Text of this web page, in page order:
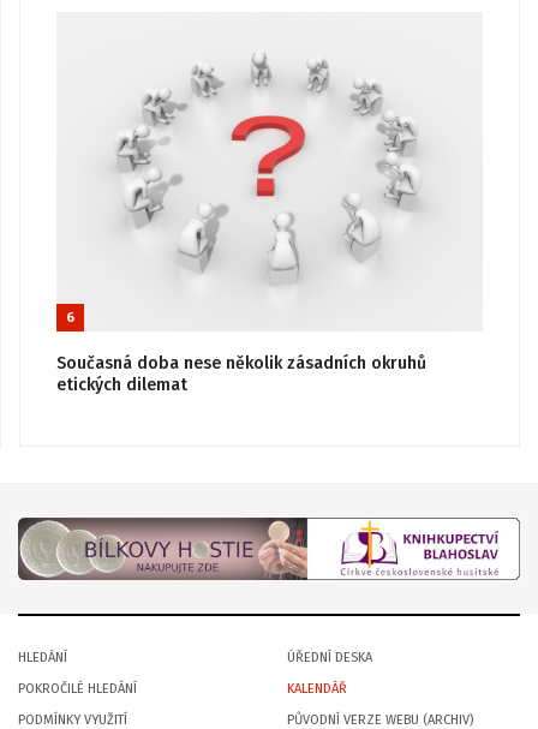
6
Současná doba nese několik zásadních okruhů
etických dilemat
HLEDÁNÍ
POKROČILÉ HLEDÁNÍ
PODMÍNKY VYUŽITÍ
ÚŘEDNÍ DESKA
KALENDÁŘ
PŮVODNÍ VERZE WEBU (ARCHIV)